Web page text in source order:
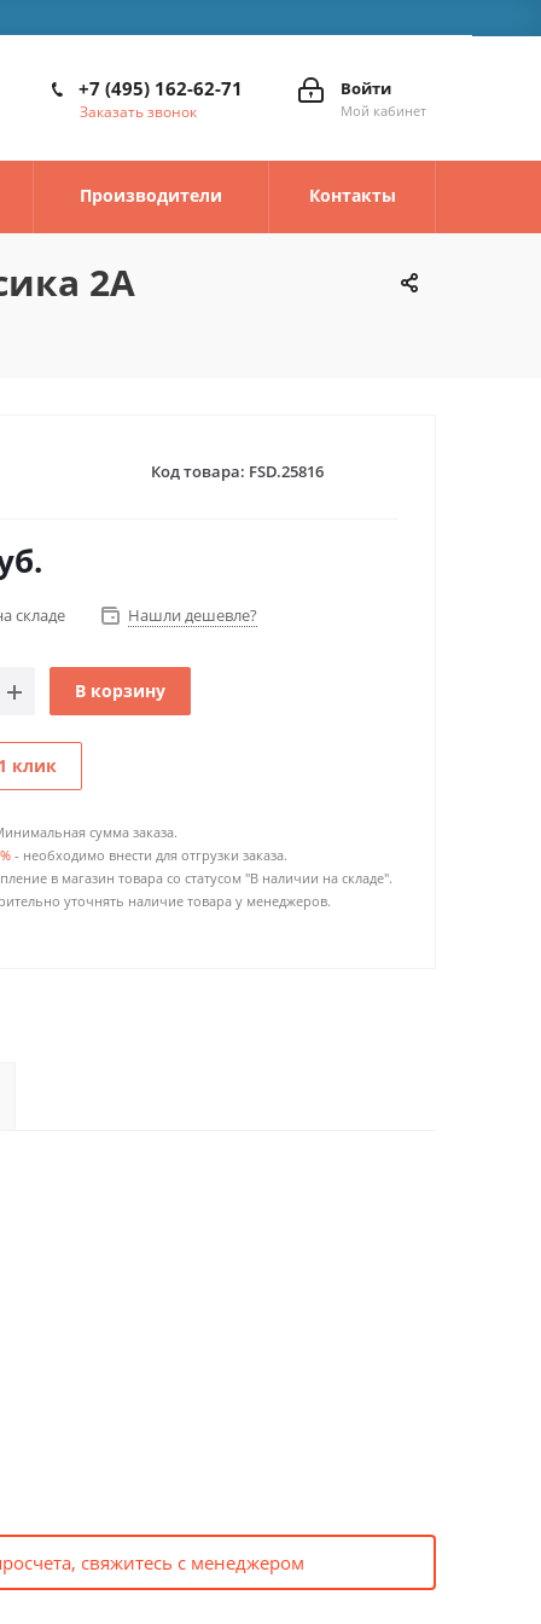
Войти
Мой кабинет
+7 (495) 162-62-71
Заказать звонок
Производители Контакты
2А
Код товара: FSD.25816
складе Нашли дешевле?
В корзину
клик
сумма заказа.
- необходимо внести для отгрузки заказа.
в магазин товара со статусом "В наличии на складе".
уточнять наличие товара у менеджеров.
свяжитесь с менеджером